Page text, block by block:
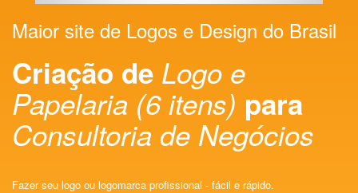
Maior site de Logos e Design do Brasil
Criação de Logo e
Papelaria (6 itens) para
Consultoria de Negócios
Fazer seu logo ou logomarca profissional - fácil e rápido.